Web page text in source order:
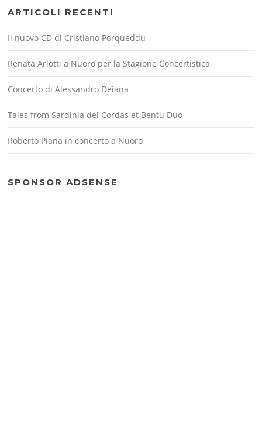
ARTICOLI RECENTI
Il nuovo CD di Cristiano Porqueddu
Renata Arlotti a Nuoro per la Stagione Concertistica
Concerto di Alessandro Deiana
Tales from Sardinia del Cordas et Bentu Duo
Roberto Piana in concerto a Nuoro
SPONSOR ADSENSE